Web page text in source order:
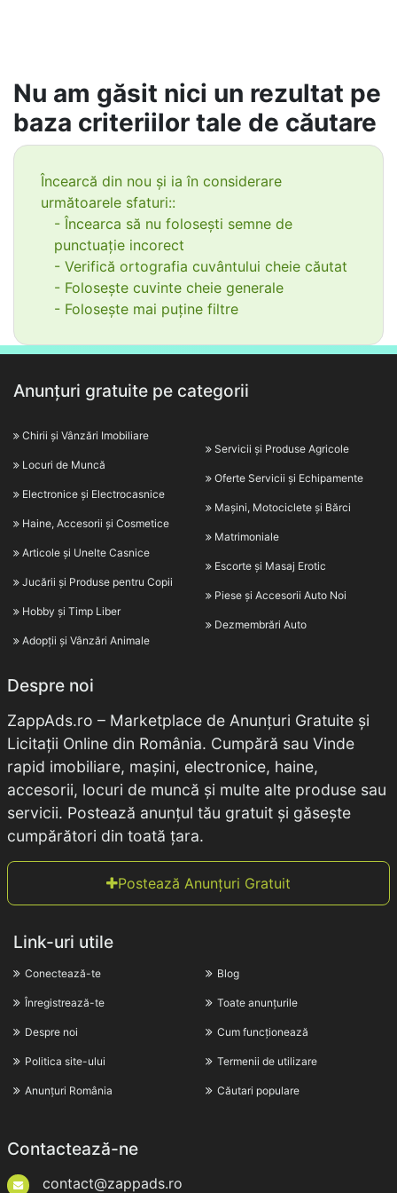
Nu am găsit nici un rezultat pe
baza criteriilor tale de căutare
Încearcă din nou și ia în considerare
următoarele sfaturi::
- Încearca să nu folosești semne de
punctuație incorect
- Verifică ortografia cuvântului cheie căutat
- Folosește cuvinte cheie generale
- Folosește mai puține filtre
Anunțuri gratuite pe categorii
Chirii și Vânzări Imobiliare
Locuri de Muncă
Electronice și Electrocasnice
Haine, Accesorii și Cosmetice
Articole și Unelte Casnice
Jucării și Produse pentru Copii
Hobby și Timp Liber
Adopții și Vânzări Animale
Servicii și Produse Agricole
Oferte Servicii și Echipamente
Mașini, Motociclete și Bărci
Matrimoniale
Escorte și Masaj Erotic
Piese și Accesorii Auto Noi
Dezmembrări Auto
Despre noi
ZappAds.ro – Marketplace de Anunțuri Gratuite și
Licitații Online din România. Cumpără sau Vinde
rapid imobiliare, mașini, electronice, haine,
accesorii, locuri de muncă și multe alte produse sau
servicii. Postează anunțul tău gratuit și găsește
cumpărători din toată țara.
Postează Anunțuri Gratuit
Link-uri utile
Conectează-te
Înregistrează-te
Despre noi
Politica site-ului
Anunțuri România
Blog
Toate anunțurile
Cum funcționează
Termenii de utilizare
Căutari populare
Contactează-ne
contact@zappads.ro